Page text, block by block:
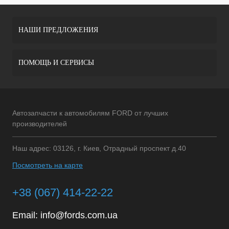
НАШИ ПРЕДЛОЖЕНИЯ
ПОМОЩЬ И СЕРВИСЫ
Автозапчасти к автомобилям FORD от лучших
производителей
Наш адрес: 03126, г. Киев, Отрадный проспект д.40
Посмотреть на карте
+38 (067) 414-22-22
Email: info@fords.com.ua